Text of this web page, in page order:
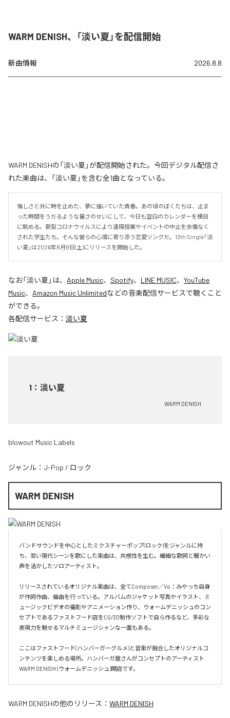
WARM DENISH、「淡い夏」を配信開始
新曲情報 2026.8.8
WARM DENISHの「淡い夏」が配信開始された。今回デジタル配信さ
れた楽曲は、「淡い夏」を含む全1曲となっている。
悔しさと共に時を止めた、夢に描いていた青春。あの頃のぼくたちは、止ま
った時間をうだるような暑さのせいにして、今日も空白のカレンダーを横目
に眺める。新型コロナウイルスにより遠隔授業やイベントの中止を余儀なく
された学生たち。そんな彼らの心境に寄り添う恋愛ソングだ。13th Single「淡
い夏」は2026年8月8日(土)にリリースを開始した。
なお「淡い夏 」は、 Apple Music、 Spotify、 LINE MUSIC、 YouTube
Music、 Amazon Music Unlimitedなどの音楽配信サービスで聴くこと
ができる。
各配信サービス： 淡い夏
1 ： 淡い夏
WARM DENISH
blowout Music Labels
ジャンル： J-Pop / ロック
WARM DENISH
バンドサウンドを中心としたミクスチャーポップ(ロック)をジャンルに持
ち、若い現代シーンを歌にした楽曲は、共感性を生む。繊細な歌詞と暖かい
声を活かしたソロアーティスト。
リリースされているオリジナル楽曲は、全てComposer／Vo：みやっち自身
が作詞作曲、編曲を行っている。アルバムのジャケット写真やイラスト、ミ
ュージックビデオの撮影やアニメーション作り、ウォームデニッシュのコン
セプトであるファストフード店をCG/3D制作ソフトで自ら作るなど、多彩な
表現力を魅せるマルチミュージシャンな一面もある。
ここはファストフード(ハンバーガーグルメ)と音楽が融合したオリジナルコ
ンテンツを楽しめる場所。ハンバーガ屋さんがコンセプトのアーティスト
WARM DENISH (ウォームデニッシュ)開店です。
WARM DENISHの他のリリース： WARM DENISH